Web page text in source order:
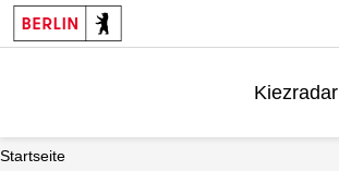
Kiezradar
Startseite